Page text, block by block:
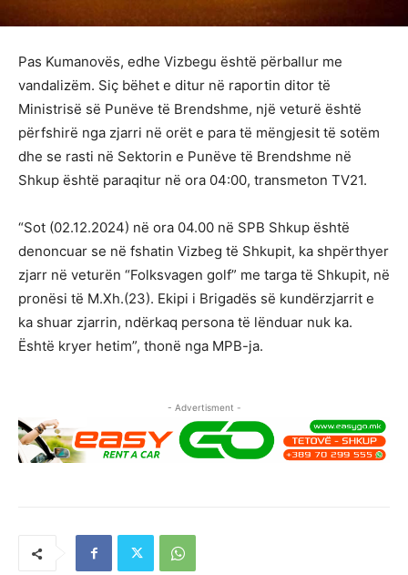
Pas Kumanovës, edhe Vizbegu është përballur me
vandalizëm. Siç bëhet e ditur në raportin ditor të
Ministrisë së Punëve të Brendshme, një veturë është
përfshirë nga zjarri në orët e para të mëngjesit të sotëm
dhe se rasti në Sektorin e Punëve të Brendshme në
Shkup është paraqitur në ora 04:00, transmeton TV21.
“Sot (02.12.2024) në ora 04.00 në SPB Shkup është
denoncuar se në fshatin Vizbeg të Shkupit, ka shpërthyer
zjarr në veturën “Folksvagen golf” me targa të Shkupit, në
pronësi të M.Xh.(23). Ekipi i Brigadës së kundërzjarrit e
ka shuar zjarrin, ndërkaq persona të lënduar nuk ka.
Është kryer hetim”, thonë nga MPB-ja.
- Advertisment -